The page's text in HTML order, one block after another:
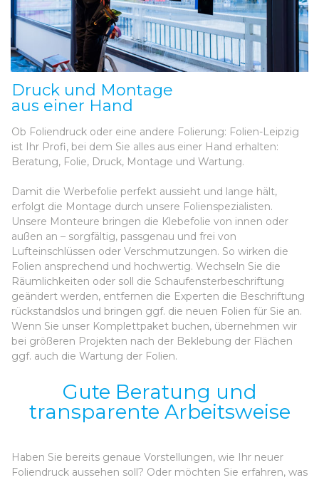
Druck und Montage
aus einer Hand
Ob Foliendruck oder eine andere Folierung: Folien-Leipzig
ist Ihr Profi, bei dem Sie alles aus einer Hand erhalten:
Beratung, Folie, Druck, Montage und Wartung.
Damit die Werbefolie perfekt aussieht und lange hält,
erfolgt die Montage durch unsere Folienspezialisten.
Unsere Monteure bringen die Klebefolie von innen oder
außen an – sorgfältig, passgenau und frei von
Lufteinschlüssen oder Verschmutzungen. So wirken die
Folien ansprechend und hochwertig. Wechseln Sie die
Räumlichkeiten oder soll die Schaufensterbeschriftung
geändert werden, entfernen die Experten die Beschriftung
rückstandslos und bringen ggf. die neuen Folien für Sie an.
Wenn Sie unser Komplettpaket buchen, übernehmen wir
bei größeren Projekten nach der Beklebung der Flächen
ggf. auch die Wartung der Folien.
Gute Beratung und
transparente Arbeitsweise
Haben Sie bereits genaue Vorstellungen, wie Ihr neuer
Foliendruck aussehen soll? Oder möchten Sie erfahren, was